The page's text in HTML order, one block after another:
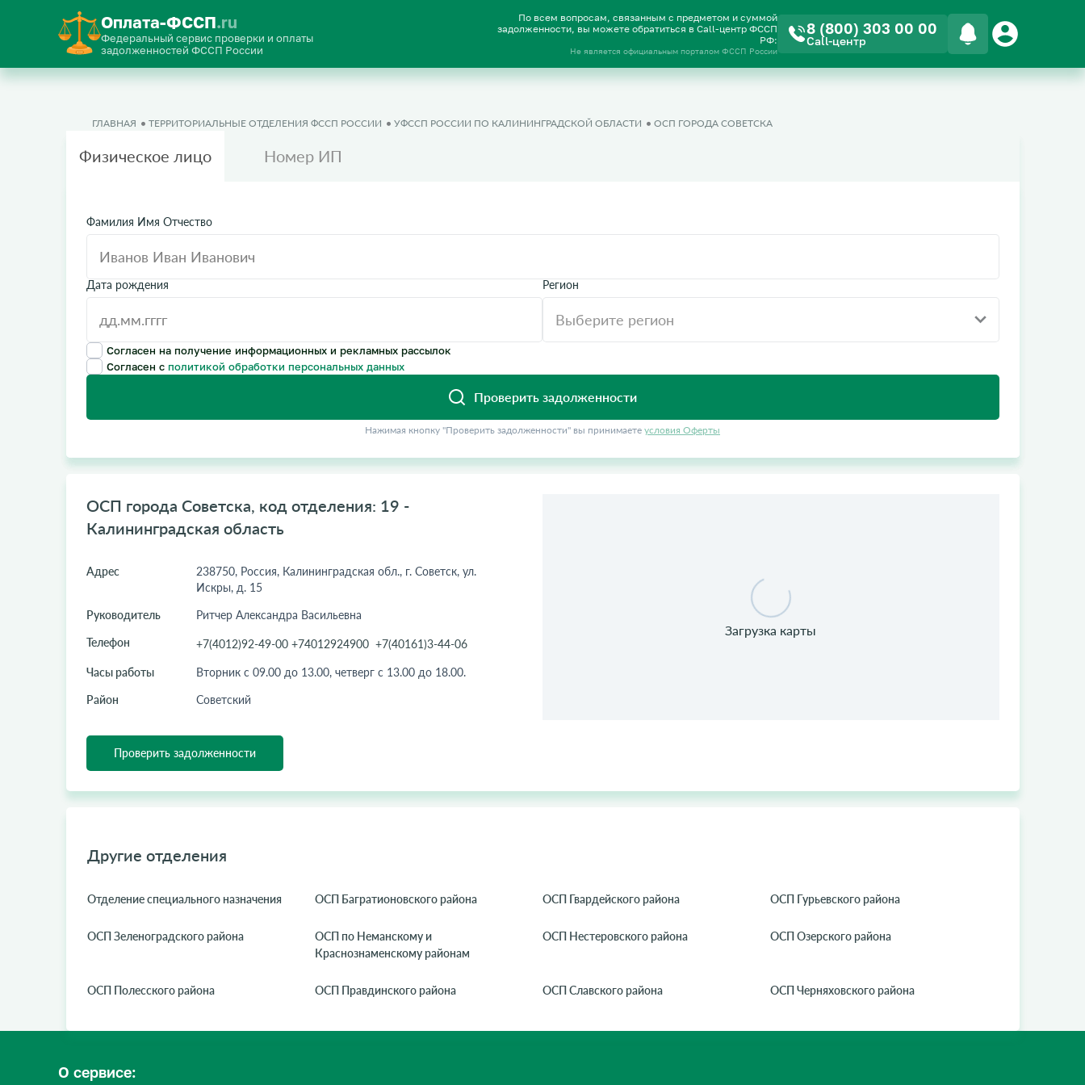
Оплата-ФССП.ru
Федеральный сервис проверки и оплаты
задолженностей ФССП России
По всем вопросам, связанным с предметом и суммой
задолженности, вы можете обратиться в Call-центр ФССП
РФ:
Не является официальным порталом ФССП России
8 (800) 303 00 00
Call-центр
ГЛАВНАЯ ТЕРРИТОРИАЛЬНЫЕ ОТДЕЛЕНИЯ ФССП РОССИИ УФССП РОССИИ ПО КАЛИНИНГРАДСКОЙ ОБЛАСТИ ОСП ГОРОДА СОВЕТСКА
Физическое лицо Номер ИП
Фамилия Имя Отчество
Дата рождения Регион
Согласен на получение информационных и рекламных рассылок
Согласен с политикой обработки персональных данных
Проверить задолженности
Нажимая кнопку "Проверить задолженности" вы принимаете условия Оферты
ОСП города Советска, код отделения: 19 -
Калининградская область
Адрес
238750, Россия, Калининградская обл., г. Советск, ул.
Искры, д. 15
Руководитель
Ритчер Александра Васильевна
Телефон
+7(4012)92-49-00 +74012924900 +7(40161)3-44-06
Часы работы
Вторник с 09.00 до 13.00, четверг с 13.00 до 18.00.
Район
Советский
Проверить задолженности
Другие отделения
Отделение специального назначения ОСП Багратионовского района ОСП Гвардейского района ОСП Гурьевского района
ОСП Зеленоградского района
ОСП по Неманскому и
Краснознаменскому районам
ОСП Нестеровского района ОСП Озерского района
ОСП Полесского района ОСП Правдинского района ОСП Славского района ОСП Черняховского района
О сервисе: